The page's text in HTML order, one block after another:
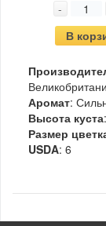
-
В
Аромат:
Высота куста
Размер
USDA: 6